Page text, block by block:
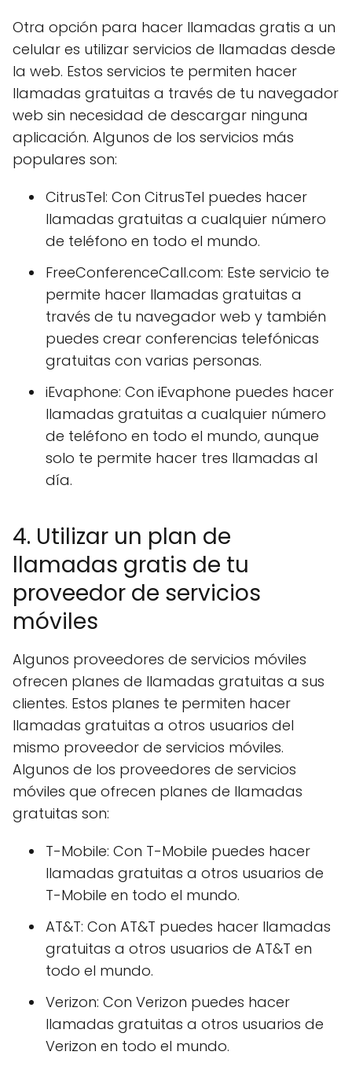
Otra opción para hacer llamadas gratis a un
celular es utilizar servicios de llamadas desde
la web. Estos servicios te permiten hacer
llamadas gratuitas a través de tu navegador
web sin necesidad de descargar ninguna
aplicación. Algunos de los servicios más
populares son:
CitrusTel: Con CitrusTel puedes hacer
llamadas gratuitas a cualquier número
de teléfono en todo el mundo.
FreeConferenceCall.com: Este servicio te
permite hacer llamadas gratuitas a
través de tu navegador web y también
puedes crear conferencias telefónicas
gratuitas con varias personas.
iEvaphone: Con iEvaphone puedes hacer
llamadas gratuitas a cualquier número
de teléfono en todo el mundo, aunque
solo te permite hacer tres llamadas al
día.
4. Utilizar un plan de
llamadas gratis de tu
proveedor de servicios
móviles
Algunos proveedores de servicios móviles
ofrecen planes de llamadas gratuitas a sus
clientes. Estos planes te permiten hacer
llamadas gratuitas a otros usuarios del
mismo proveedor de servicios móviles.
Algunos de los proveedores de servicios
móviles que ofrecen planes de llamadas
gratuitas son:
T-Mobile: Con T-Mobile puedes hacer
llamadas gratuitas a otros usuarios de
T-Mobile en todo el mundo.
AT&T: Con AT&T puedes hacer llamadas
gratuitas a otros usuarios de AT&T en
todo el mundo.
Verizon: Con Verizon puedes hacer
llamadas gratuitas a otros usuarios de
Verizon en todo el mundo.